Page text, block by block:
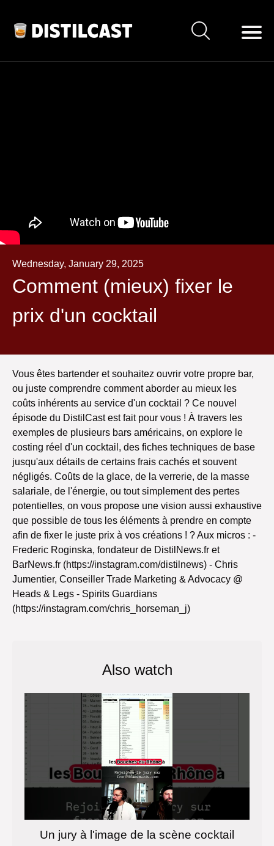
Wednesday, January 29, 2025
Comment (mieux) fixer le
prix d'un cocktail
Vous êtes bartender et souhaitez ouvrir votre propre bar,
ou juste comprendre comment aborder au mieux les
coûts inhérents au service d'un cocktail ? Ce nouvel
épisode du DistilCast est fait pour vous ! À travers les
exemples de plusieurs bars américains, on explore le
costing réel d'un cocktail, des fiches techniques de base
jusqu'aux détails de certains frais cachés et souvent
négligés. Coûts de la glace, de la verrerie, de la masse
salariale, de l'énergie, ou tout simplement des pertes
potentielles, on vous propose une vision aussi exhaustive
que possible de tous les éléments à prendre en compte
afin de fixer le juste prix à vos créations ! ? Aux micros : -
Frederic Roginska, fondateur de DistilNews.fr et
BarNews.fr (https://instagram.com/distilnews) - Chris
Jumentier, Conseiller Trade Marketing & Advocacy @
Heads & Legs - Spirits Guardians
(https://instagram.com/chris_horseman_j)
Also watch
Un jury à l'image de la scène cocktail